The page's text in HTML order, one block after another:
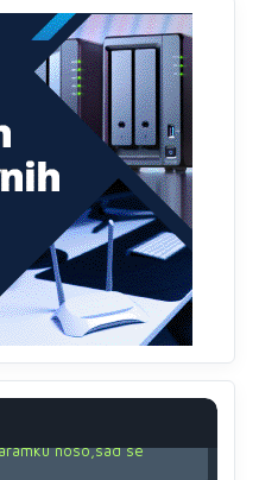
za IZBORE a danas su
će nam biti đžaba.Ja
se pjeva Jovani sa
noso,sad se